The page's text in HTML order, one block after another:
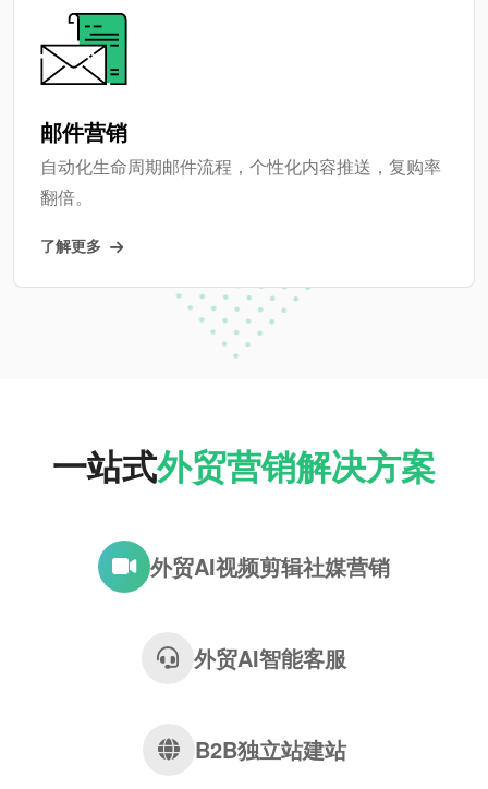
邮件营销
自动化生命周期邮件流程，个性化内容推送，复购率
翻倍。
了解更多
一站式外贸营销解决方案
外贸AI视频剪辑社媒营销
外贸AI智能客服
B2B独立站建站